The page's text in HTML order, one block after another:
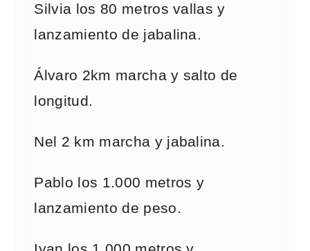
Silvia los 80 metros vallas y
lanzamiento de jabalina.
Álvaro 2km marcha y salto de
longitud.
Nel 2 km marcha y jabalina.
Pablo los 1.000 metros y
lanzamiento de peso.